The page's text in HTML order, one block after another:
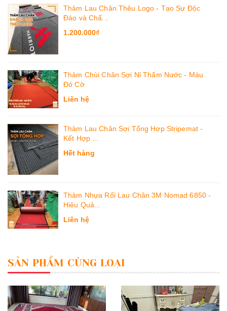
Thảm Lau Chân Thêu Logo - Tạo Sự Độc
Đáo và Chấ...
1.200.000₫
Thảm Chùi Chân Sợi Nỉ Thấm Nước - Màu
Đỏ Cờ
Liên hệ
Thảm Lau Chân Sợi Tổng Hợp Stripemat -
Kết Hợp ...
Hết hàng
Thảm Nhựa Rối Lau Chân 3M Nomad 6850 -
Hiệu Quả...
Liên hệ
SẢN PHẨM CÙNG LOẠI